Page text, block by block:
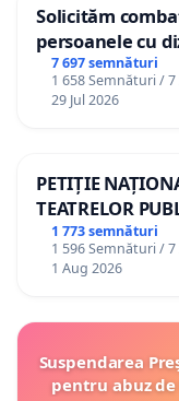
Solicităm
persoanele cu
7 697 semnături
1 658 Semnături / 7
29 Jul 2026
PETIȚIE
TEATRELOR
ROMÂNIA
1 773 semnături
1 596 Semnături / 7
1 Aug 2026
Suspendarea
pentru abuz